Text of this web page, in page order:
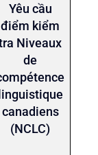
Yêu cầu
điểm kiểm
Niveaux
de
canadiens
(NCLC)